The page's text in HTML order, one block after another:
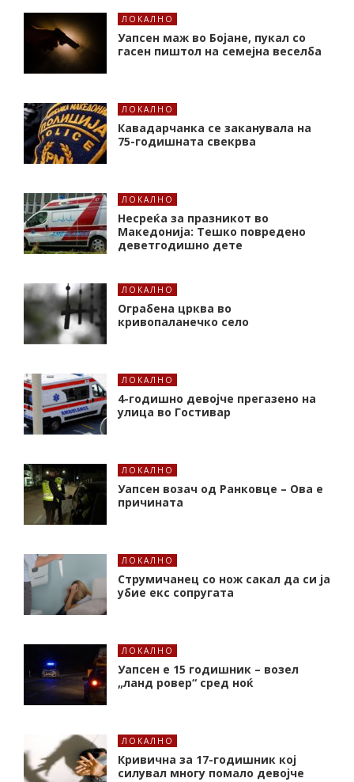
ЛОКАЛНО
Уапсен маж во Бојане, пукал со
гасен пиштол на семејна веселба
ЛОКАЛНО
Кавадарчанка се заканувала на
75-годишната свекрва
ЛОКАЛНО
Несреќа за празникот во
Македонија: Тешко повредено
деветгодишно дете
ЛОКАЛНО
Ограбена црква во
кривопаланечко село
ЛОКАЛНО
4-годишно девојче прегазено на
улица во Гостивар
ЛОКАЛНО
Уапсен возач од Ранковце – Ова е
причината
ЛОКАЛНО
Струмичанец со нож сакал да си ја
убие екс сопругата
ЛОКАЛНО
Уапсен е 15 годишник – возел
„ланд ровер“ сред ноќ
ЛОКАЛНО
Кривична за 17-годишник кој
силувал многу помало девојче